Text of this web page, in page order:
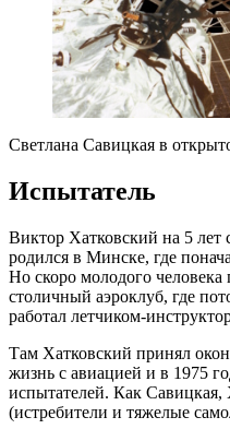
Светлана Савицкая в
Испытатель
Виктор Хатковский на 5 лет
родился в Минске, где
Но скоро молодого человека
столичный аэроклуб, где
работал летчиком-
Там Хатковский принял
жизнь с авиацией и в 1975
испытателей. Как
(истребители и тяжелые